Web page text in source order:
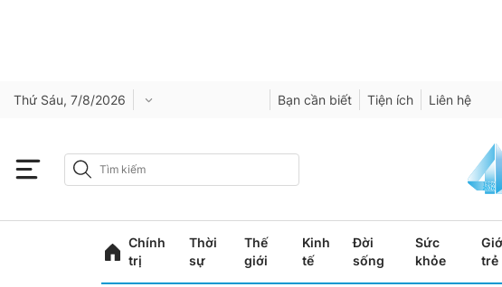
Thứ Sáu, 7/8/2026 Bạn cần biết Tiện ích Liên hệ
Chính
trị
Thời
sự
Thế
giới
Kinh
tế
Đời
sống
Sức
khỏe
trẻ